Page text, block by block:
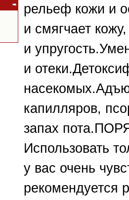
рельеф кожи и
и смягчает
и
и
капилляров,
запах
Использовать
у вас очень
рекомендуется